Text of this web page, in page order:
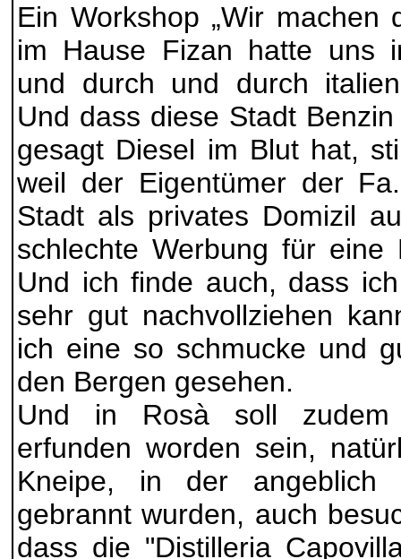
Ein Workshop „Wir machen
im Hause Fizan hatte uns
und durch und durch
Und dass diese Stadt
gesagt Diesel im Blut hat,
weil der Eigentümer der
Stadt als privates Domizil
schlechte Werbung für eine
Und ich finde auch, dass
sehr gut nachvollziehen
ich eine so schmucke und
den Bergen gesehen.
Und in Rosà soll
erfunden worden sein,
Kneipe, in der angeblich
gebrannt wurden, auch
dass die "Distilleria